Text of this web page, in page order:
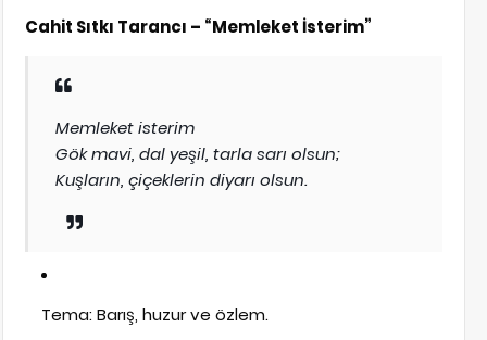
Cahit Sıtkı Tarancı – “Memleket İsterim”
Memleket isterim
Gök mavi, dal yeşil, tarla sarı olsun;
Kuşların, çiçeklerin diyarı olsun.
Tema: Barış, huzur ve özlem.